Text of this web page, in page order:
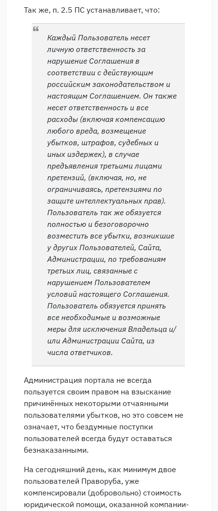
Так же, п. 2.5 ПС устанавливает, что:
Каждый Пользователь несет
личную ответственность за
нарушение Соглашения в
соответствии с действующим
российским законодательством и
настоящим Соглашением. Он также
несет ответственность и все
расходы (включая компенсацию
любого вреда, возмещение
убытков, штрафов, судебных и
иных издержек), в случае
предъявления третьими лицами
претензий, (включая, но, не
ограничиваясь, претензиями по
защите интеллектуальных прав).
Пользователь так же обязуется
полностью и безоговорочно
возместить все убытки, возникшие
у других Пользователей, Сайта,
Администрации, по требованиям
третьих лиц, связанные с
нарушением Пользователем
условий настоящего Соглашения.
Пользователь обязуется принять
все необходимые и возможные
меры для исключения Владельца и/
или Администрации Сайта, из
числа ответчиков.
Администрация портала не всегда
пользуется своим правом на взыскание
причинённых некоторыми отчаянными
пользователями убытков, но это совсем не
означает, что бездумные поступки
пользователей всегда будут оставаться
безнаказанными.
На сегодняшний день, как минимум двое
пользователей Праворуба, уже
компенсировали (добровольно) стоимость
юридической помощи, оказанной компании-